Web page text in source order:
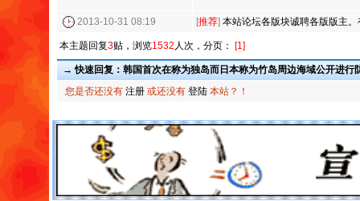
2013-10-31 08:19 [推荐] 本站论坛各版块诚聘各版版主
本主题回复3贴，浏览1532 人次，分页： [1]
→ 快速回复：韩国首次在称为独岛而日本称为竹岛周边海域公开进行
您是否还没有 注册 或还没有 登陆 本站？！